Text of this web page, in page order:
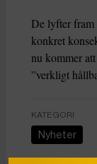
De lyfter fram
konkret
nu kommer
”verkligt
KATEGORI
Nyheter